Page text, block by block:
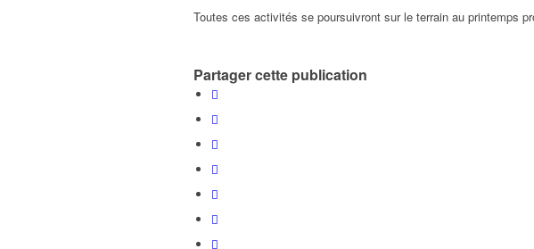
Toutes ces activités se poursuivront sur le terrain au printemps
Partager cette publication